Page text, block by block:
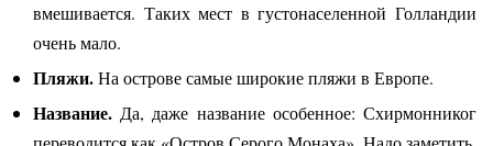
вмешивается. Таких мест в густонаселенной Голландии
очень мало.
Пляжи.На острове самые широкие пляжи в Европе.
Название. Да, даже название особенное: Схирмонниког